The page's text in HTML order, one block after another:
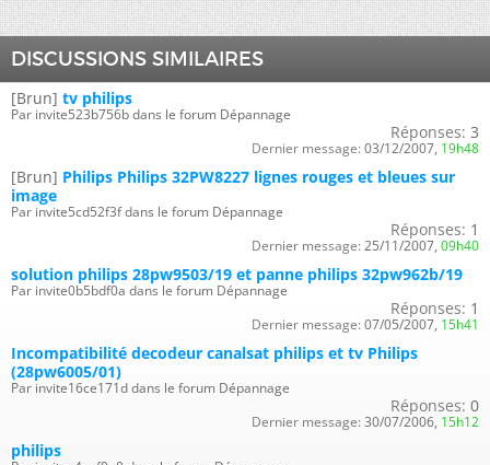
DISCUSSIONS SIMILAIRES
[Brun] tv philips
Par invite523b756b dans le forum Dépannage
Réponses: 3
Dernier message: 03/12/2007, 19h48
[Brun] Philips Philips 32PW8227 lignes rouges et bleues sur
image
Par invite5cd52f3f dans le forum Dépannage
Réponses: 1
Dernier message: 25/11/2007, 09h40
solution philips 28pw9503/19 et panne philips 32pw962b/19
Par invite0b5bdf0a dans le forum Dépannage
Réponses: 1
Dernier message: 07/05/2007, 15h41
Incompatibilité decodeur canalsat philips et tv Philips
(28pw6005/01)
Par invite16ce171d dans le forum Dépannage
Réponses: 0
Dernier message: 30/07/2006, 15h12
philips